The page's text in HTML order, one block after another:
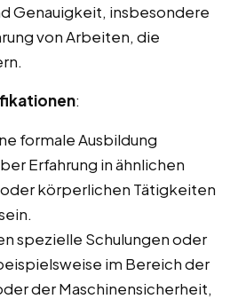
Genauigkeit, insbesondere
von Arbeiten, die
:
formale Ausbildung
Erfahrung in ähnlichen
körperlichen Tätigkeiten
spezielle Schulungen oder
im Bereich der
der Maschinensicherheit,